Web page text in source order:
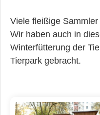
Viele fleißige
Wir haben auch in
Winterfütterung der
Tierpark gebracht.